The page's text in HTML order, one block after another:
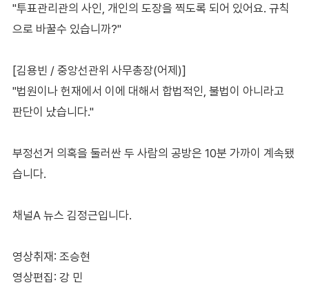
"투표관리관의 사인, 개인의 도장을 찍도록 되어 있어요. 규칙
으로 바꿀수 있습니까?"
[김용빈 / 중앙선관위 사무총장(어제)]
"법원이나 헌재에서 이에 대해서 합법적인, 불법이 아니라고
판단이 났습니다."
부정선거 의혹을 둘러싼 두 사람의 공방은 10분 가까이 계속됐
습니다.
채널A 뉴스 김정근입니다.
영상취재: 조승현
영상편집: 강 민